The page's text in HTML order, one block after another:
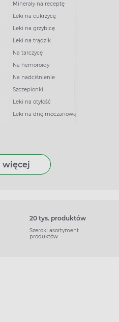
Minerały na receptę
Leki na cukrzycę
Leki na grzybicę
Leki na trądzik
Na tarczycę
Na hemoroidy
Na nadciśnienie
Szczepionki
Leki na otyłość
Leki na dnę moczanową
więcej
20 tys. produktów
Szeroki asortyment
produktów